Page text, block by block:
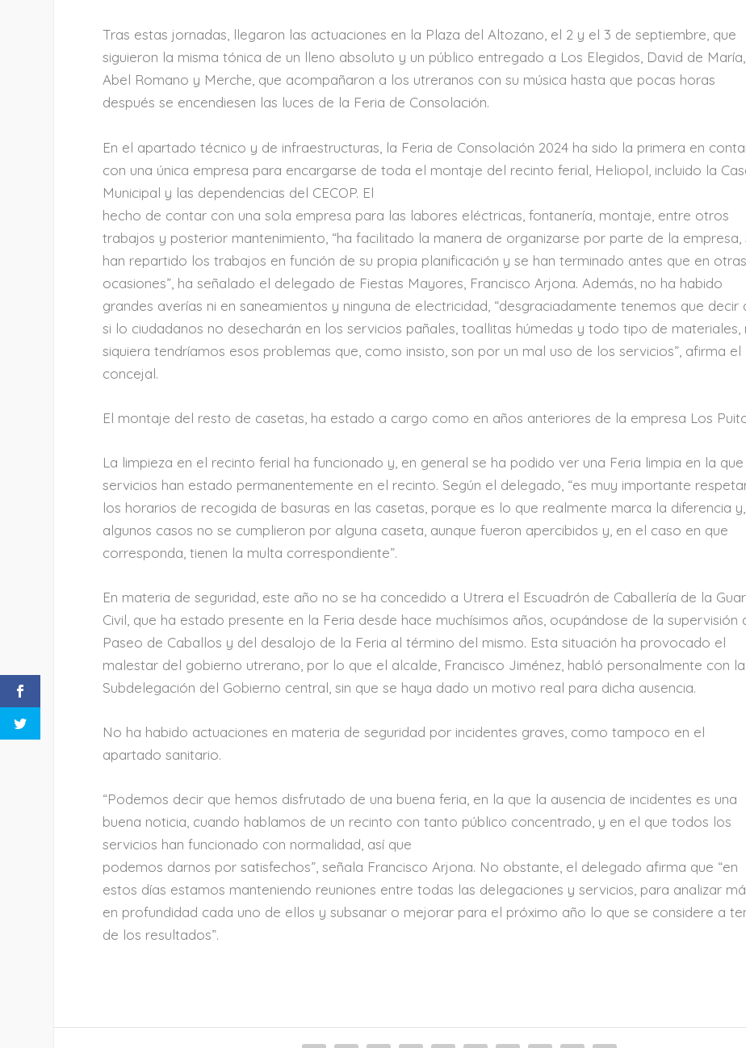
Tras estas jornadas, llegaron las actuaciones en la Plaza del Altozano, el 2 y el 3 de septiembre, que
siguieron la misma tónica de un lleno absoluto y un público entregado a Los Elegidos, David de María,
Abel Romano y Merche, que acompañaron a los utreranos con su música hasta que pocas horas
después se encendiesen las luces de la Feria de Consolación.
En el apartado técnico y de infraestructuras, la Feria de Consolación 2024 ha sido la primera en
con una única empresa para encargarse de toda el montaje del recinto ferial, Heliopol, incluido la
Municipal y las dependencias del CECOP. El
hecho de contar con una sola empresa para las labores eléctricas, fontanería, montaje, entre otros
trabajos y posterior mantenimiento, “ha facilitado la manera de organizarse por parte de la empresa,
han repartido los trabajos en función de su propia planificación y se han terminado antes que en otras
ocasiones”, ha señalado el delegado de Fiestas Mayores, Francisco Arjona. Además, no ha habido
grandes averías ni en saneamientos y ninguna de electricidad, “desgraciadamente tenemos que decir
si lo ciudadanos no desecharán en los servicios pañales, toallitas húmedas y todo tipo de materiales,
siquiera tendríamos esos problemas que, como insisto, son por un mal uso de los servicios”, afirma el
concejal.
El montaje del resto de casetas, ha estado a cargo como en años anteriores de la empresa Los
La limpieza en el recinto ferial ha funcionado y, en general se ha podido ver una Feria limpia en la
servicios han estado permanentemente en el recinto. Según el delegado, “es muy importante
los horarios de recogida de basuras en las casetas, porque es lo que realmente marca la diferencia
algunos casos no se cumplieron por alguna caseta, aunque fueron apercibidos y, en el caso en que
corresponda, tienen la multa correspondiente”.
En materia de seguridad, este año no se ha concedido a Utrera el Escuadrón de Caballería de la
Civil, que ha estado presente en la Feria desde hace muchísimos años, ocupándose de la supervisión
Paseo de Caballos y del desalojo de la Feria al término del mismo. Esta situación ha provocado el
malestar del gobierno utrerano, por lo que el alcalde, Francisco Jiménez, habló personalmente con la
Subdelegación del Gobierno central, sin que se haya dado un motivo real para dicha ausencia.
No ha habido actuaciones en materia de seguridad por incidentes graves, como tampoco en el
apartado sanitario.
“Podemos decir que hemos disfrutado de una buena feria, en la que la ausencia de incidentes es una
buena noticia, cuando hablamos de un recinto con tanto público concentrado, y en el que todos los
servicios han funcionado con normalidad, así que
podemos darnos por satisfechos”, señala Francisco Arjona. No obstante, el delegado afirma que “en
estos días estamos manteniendo reuniones entre todas las delegaciones y servicios, para analizar
en profundidad cada uno de ellos y subsanar o mejorar para el próximo año lo que se considere a
de los resultados”.